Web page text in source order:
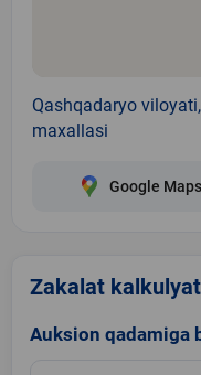
Qashqadaryo
maxallasi
Google Maps
Zakalat
Auksion qadamiga